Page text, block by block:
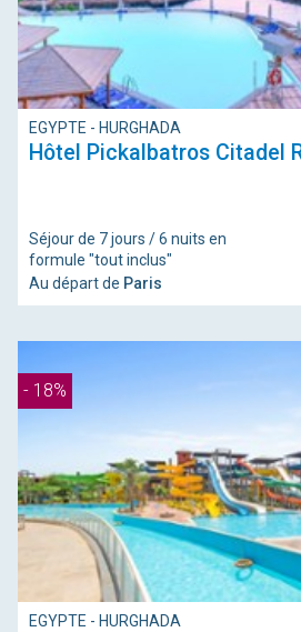
EGYPTE - HURGHADA
Hôtel Pickalbatros Citadel
Séjour de 7 jours / 6 nuits en
formule "tout inclus"
Au départ de Paris
- 18%
EGYPTE - HURGHADA